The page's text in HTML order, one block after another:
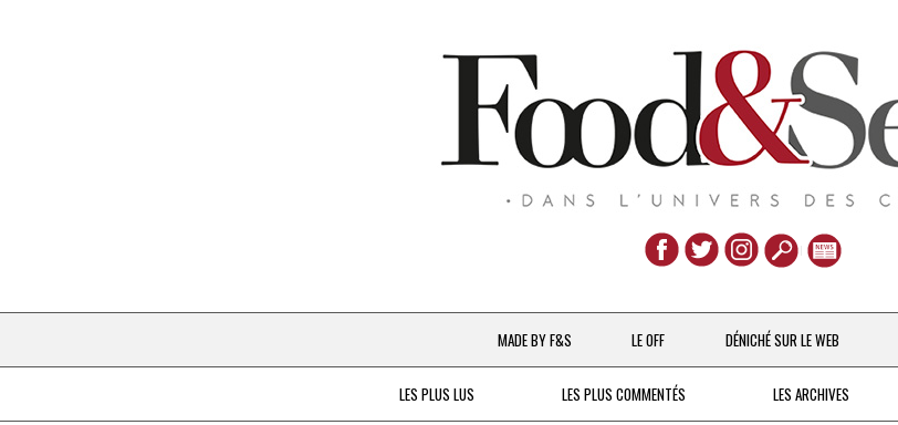
Aller
au
contenu
MADE BY F&S
CHEFS & ACTUALITÉS
LE OFF DÉNICHÉ SUR LE WEB
LES PLUS LUS LES PLUS COMMENTÉS LES ARCHIVES